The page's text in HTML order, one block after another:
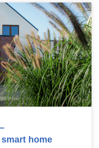
home